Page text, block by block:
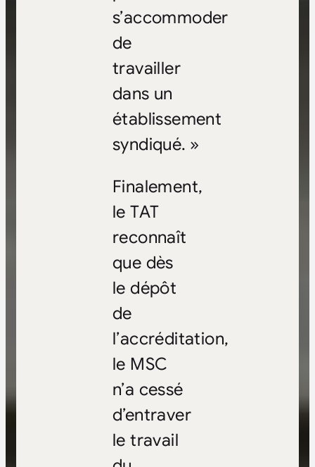
s’accommoder
de
travailler
dans un
établissement
syndiqué. »
Finalement,
le TAT
reconnaît
que dès
le dépôt
de
l’accréditation,
le MSC
n’a cessé
d’entraver
le travail